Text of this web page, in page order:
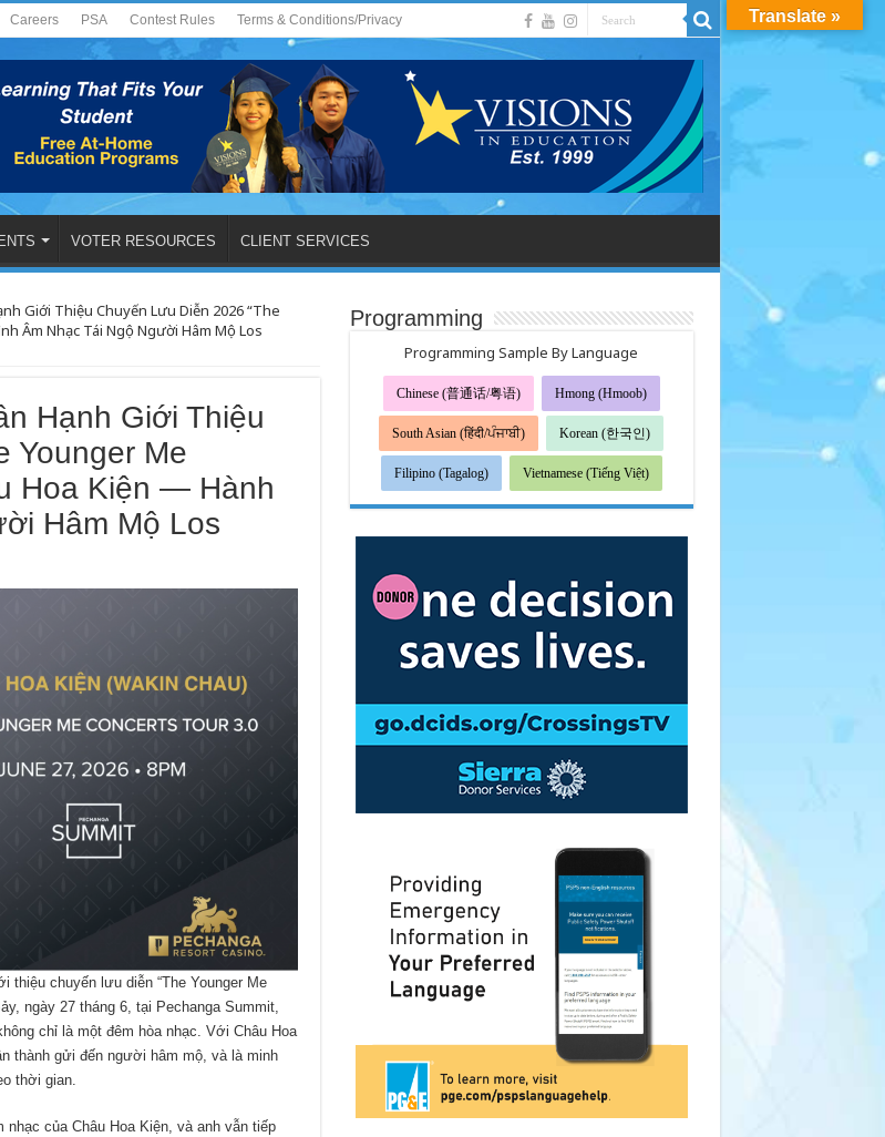
Careers PSA Contest Rules Terms & Conditions/Privacy
VOTER RESOURCES CLIENT SERVICES
Giới Thiệu Chuyến Lưu Diễn 2026 “The
Âm Nhạc Tái Ngộ Người Hâm Mộ Los
Hạnh Giới Thiệu
Younger Me
Hoa Kiện — Hành
Hâm Mộ Los
thiệu chuyến lưu diễn “The Younger Me
ngày 27 tháng 6, tại Pechanga Summit,
chỉ là một đêm hòa nhạc. Với Châu Hoa
thành gửi đến người hâm mộ, và là minh
thời gian.
của Châu Hoa Kiện, và anh vẫn tiếp
Programming
Programming Sample By Language
Chinese (普通话/粤语) Hmong (Hmoob)
South Asian (हिंदी/ਪੰਜਾਬੀ) Korean (한국인)
Filipino (Tagalog) Vietnamese (Tiếng Việt)
Translate »